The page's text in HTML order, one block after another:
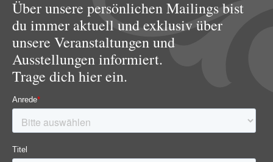
Über unsere persönlichen Mailings bist
du immer aktuell und exklusiv über
unsere Veranstaltungen und
Ausstellungen informiert.
Trage dich hier ein.